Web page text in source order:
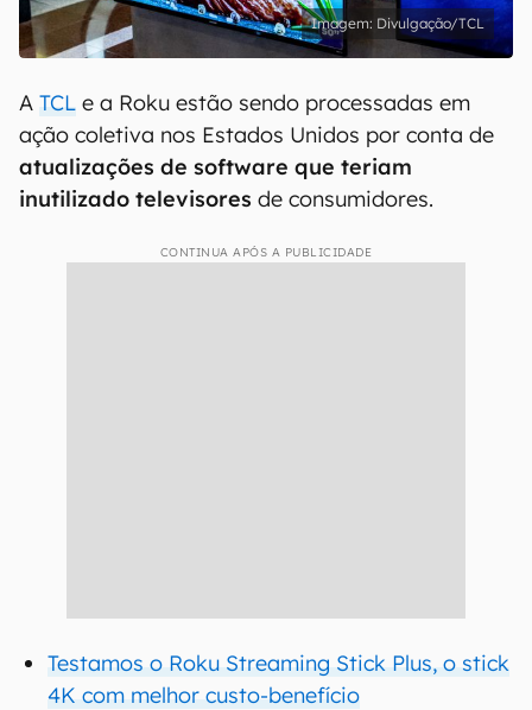
Divulgação/TCL
A TCL e a Roku estão sendo processadas em
ação coletiva nos Estados Unidos por conta de
atualizações de software que teriam
inutilizado televisores de consumidores.
CONTINUA APÓS A PUBLICIDADE
Testamos o Roku Streaming Stick Plus, o stick
4K com melhor custo-benefício